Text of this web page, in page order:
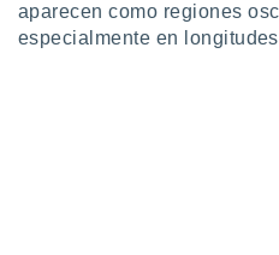
de
aparecen como regiones
especialmente en